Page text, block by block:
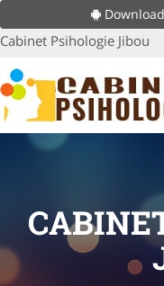
Cabinet Psihologie Jibou